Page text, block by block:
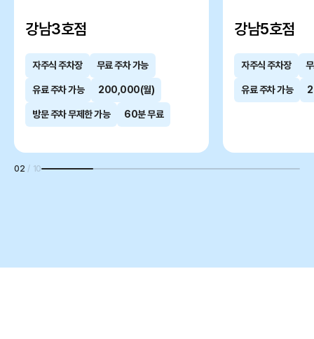
강남3호점
자주식 주차장 무료 주차 가능
유료 주차 가능 200,000(월)
방문 주차 무제한 가능 60분 무료
강남5호점
자주식 주차장
유료 주차 가능
02 / 10